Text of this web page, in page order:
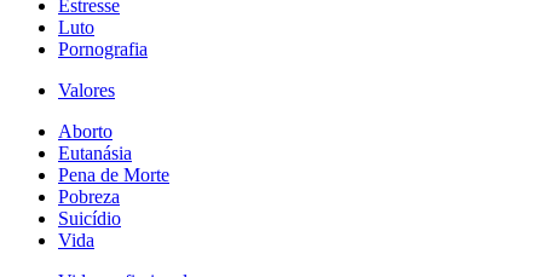
Estresse
Luto
Pornografia
Valores
Aborto
Eutanásia
Pena de Morte
Pobreza
Suicídio
Vida